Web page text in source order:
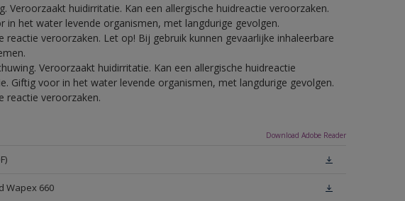
Veroorzaakt huidirritatie. Kan een allergische huidreactie veroorzaken.
in het water levende organismen, met langdurige gevolgen.
reactie veroorzaken. Let op! Bij gebruik kunnen gevaarlijke inhaleerbare
Veroorzaakt huidirritatie. Kan een allergische huidreactie
Giftig voor in het water levende organismen, met langdurige gevolgen.
reactie veroorzaken.
Download Adobe Reader
Wapex 660